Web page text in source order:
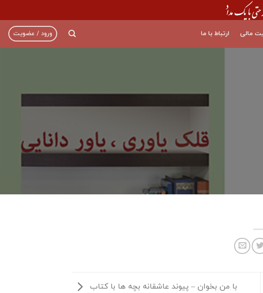
مالی ارتباط با ما ورود / عضویت
با من بخوان – پیوند عاشقانه بچه ها با کتاب